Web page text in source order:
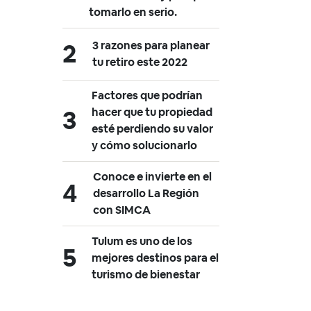
tomarlo en serio.
3 razones para planear
tu retiro este 2022
Factores que podrían
hacer que tu propiedad
esté perdiendo su valor
y cómo solucionarlo
Conoce e invierte en el
desarrollo La Región
con SIMCA
Tulum es uno de los
mejores destinos para el
turismo de bienestar